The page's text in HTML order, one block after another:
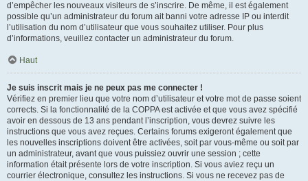
d’empêcher les nouveaux visiteurs de s’inscrire. De même, il est également
possible qu’un administrateur du forum ait banni votre adresse IP ou interdit
l’utilisation du nom d’utilisateur que vous souhaitez utiliser. Pour plus
d’informations, veuillez contacter un administrateur du forum.
Haut
Je suis inscrit mais je ne peux pas me connecter !
Vérifiez en premier lieu que votre nom d’utilisateur et votre mot de passe soient
corrects. Si la fonctionnalité de la COPPA est activée et que vous avez spécifié
avoir en dessous de 13 ans pendant l’inscription, vous devrez suivre les
instructions que vous avez reçues. Certains forums exigeront également que
les nouvelles inscriptions doivent être activées, soit par vous-même ou soit par
un administrateur, avant que vous puissiez ouvrir une session ; cette
information était présente lors de votre inscription. Si vous aviez reçu un
courrier électronique, consultez les instructions. Si vous ne recevez pas de